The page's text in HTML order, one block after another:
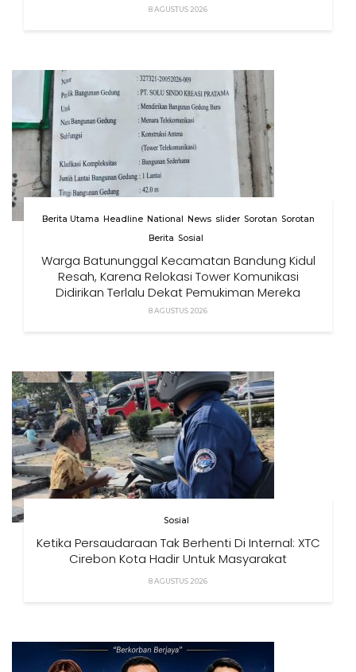
8 AGUSTUS 2026
Berita Utama Headline National News slider Sorotan Sorotan
Berita Sosial
Warga Batununggal Kecamatan Bandung Kidul
Resah, Karena Relokasi Tower Komunikasi
Didirikan Terlalu Dekat Pemukiman Mereka
8 AGUSTUS 2026
Sosial
Ketika Persaudaraan Tak Berhenti Di Internal: XTC
Cirebon Kota Hadir Untuk Masyarakat
8 AGUSTUS 2026